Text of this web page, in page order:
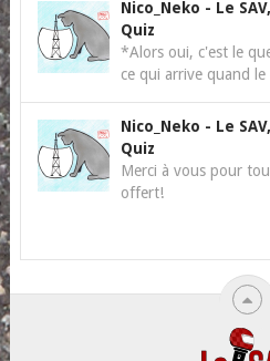
Nico_Neko - Le
Quiz
*Alors oui, c'est le
ce qui arrive quand
Nico_Neko - Le
Quiz
Merci à vous pour
offert!